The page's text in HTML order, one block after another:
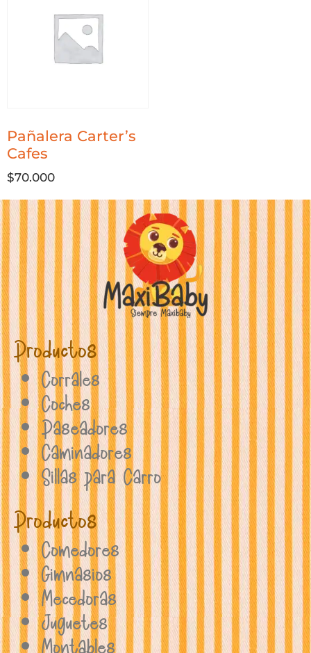
Pañalera Carter’s
Cafes
$70.000
Productos
Corrales
Coches
Paseadores
Caminadores
Sillas para Carro
Productos
Comedores
Gimnasios
Mecedoras
Juguetes
Montables